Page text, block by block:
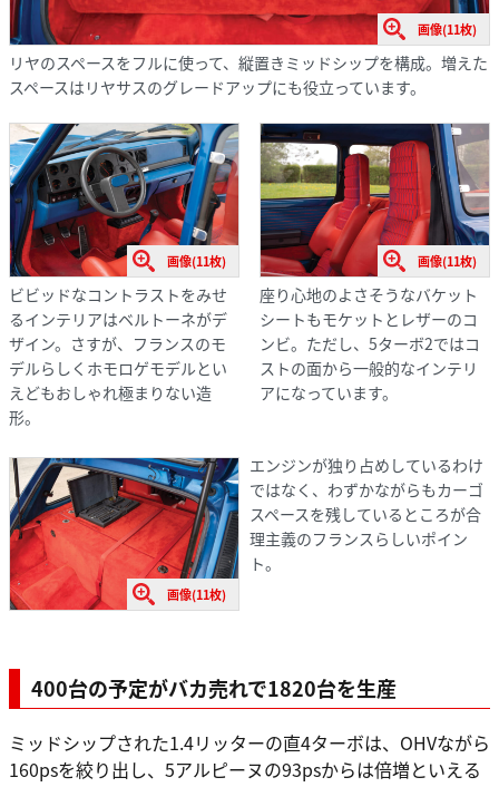
画像(11枚)
リヤのスペースをフルに使って、縦置きミッドシップを構成。増えた
スペースはリヤサスのグレードアップにも役立っています。
画像(11枚)
ビビッドなコントラストをみせ
るインテリアはベルトーネがデ
ザイン。さすが、フランスのモ
デルらしくホモロゲモデルとい
えどもおしゃれ極まりない造
形。
画像(11枚)
座り心地のよさそうなバケット
シートもモケットとレザーのコ
ンビ。ただし、5ターボ2ではコ
ストの面から一般的なインテリ
アになっています。
画像(11枚)
エンジンが独り占めしているわけ
ではなく、わずかながらもカーゴ
スペースを残しているところが合
理主義のフランスらしいポイン
ト。
400台の予定がバカ売れで1820台を生産
ミッドシップされた1.4リッターの直4ターボは、OHVながら
160psを絞り出し、5アルピーヌの93psからは倍増といえる